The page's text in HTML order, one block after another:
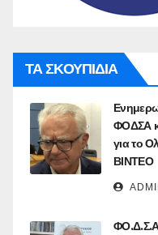
ΤΑ ΣΚΟΥΠΙΔΙΑ
ΦΟΔΣΑ
για το
ΒΙΝΤΕΟ